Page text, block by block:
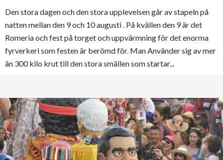
Den stora dagen och den stora upplevelsen går av stapeln på
natten mellan den 9 och 10 augusti . På kvällen den 9 är det
Romeria och fest på torget och uppvärmning för det enorma
fyrverkeri som festen är berömd för. Man Använder sig av mer
än 300 kilo krut till den stora smällen som startar...